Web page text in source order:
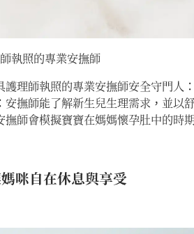
執照的專業安撫師
護理師執照的專業安撫師安全守門人
安撫師能了解新生兒生理需求，並以
撫師會模擬寶寶在媽媽懷孕肚中的時
咪自在休息與享受